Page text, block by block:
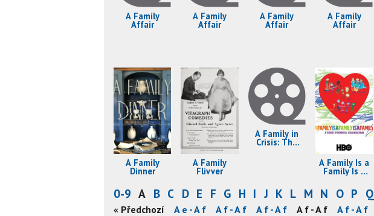
A Family
Affair
A Family
Affair
A Family
Affair
A Family
Affair
A Family
Dinner
A Family
Flivver
A Family in
Crisis: The
A Family Is a
Family Is a
Family: A
Rosie
O'Donnell
Celebration
0-9 A B C D E F G H I J K L M N O P Q
« Předchozí
A d - A d A d - A e A e - A f A f - A f A f - A f A f - A f A f - A f